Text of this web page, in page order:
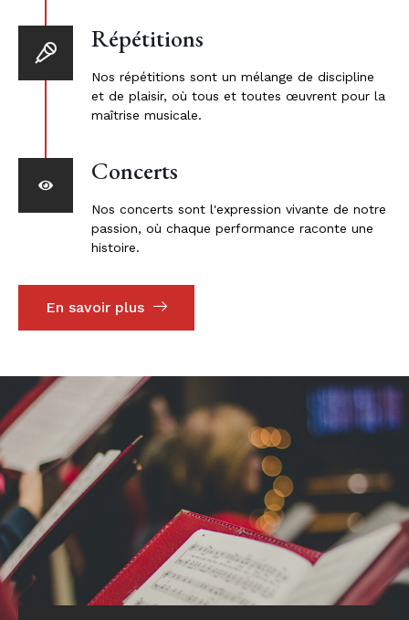
Répétitions
Nos répétitions sont un mélange de discipline
et de plaisir, où tous et toutes œuvrent pour la
maîtrise musicale.
Concerts
Nos concerts sont l'expression vivante de notre
passion, où chaque performance raconte une
histoire.
En savoir plus